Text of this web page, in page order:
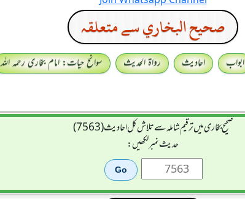
صحيح البخاري سے متعلقہ
ابواب احادیث رواۃ الحدیث
سوانح حیات: امام بخاری رحمہ اللہ
صحیح بخاری میں ترقیم شاملہ سے تلاش کل احادیث (7563)
حدیث نمبر لکھیں: